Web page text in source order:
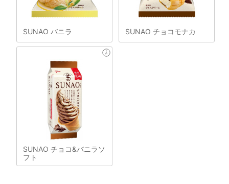
SUNAO バニラ SUNAO チョコモナカ
SUNAO チョコ&バニラソ
フト